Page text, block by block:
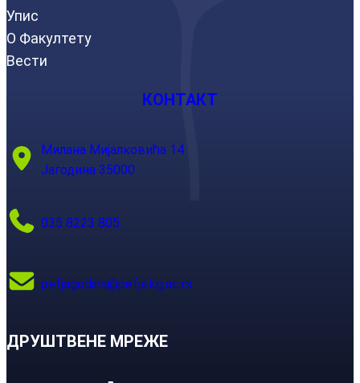
Упис
О Факултету
Вести
КОНТАКТ
Милана Мијалковића 14
Јагодина 35000
035 8223 805
pefjagodina@pefja.kg.ac.rs
ДРУШТВЕНЕ МРЕЖЕ